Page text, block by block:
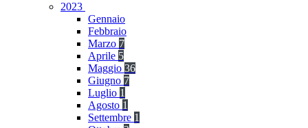
2023
Gennaio
Febbraio
Marzo 7
Aprile 5
Maggio 36
Giugno 7
Luglio 1
Agosto 1
Settembre 1